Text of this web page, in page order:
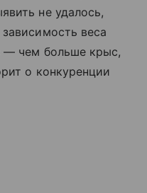
не удалось,
веса
— чем больше крыс,
о конкуренции